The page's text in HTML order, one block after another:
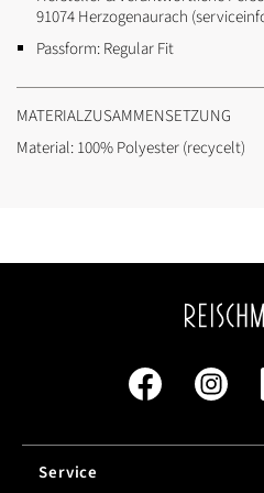
91074 Herzogenaurach
Passform:Regular Fit
MATERIALZUSAMMENSETZUNG
Material: 100% Polyester (recycelt)
Service